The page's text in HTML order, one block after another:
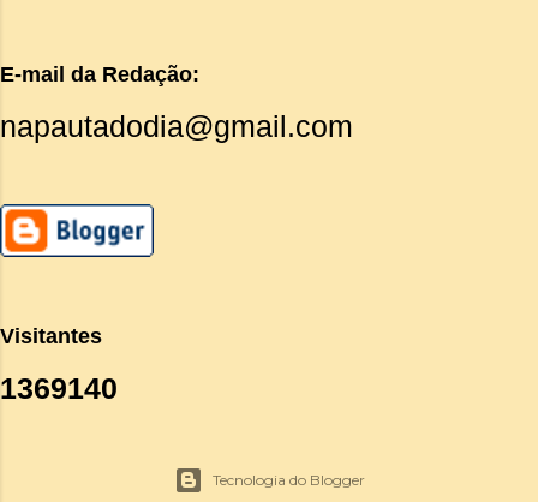
E-mail da Redação:
napautadodia@gmail.com
Visitantes
1369140
Tecnologia do Blogger